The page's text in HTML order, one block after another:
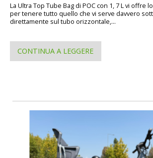
La Ultra Top Tube Bag di POC con 1, 7 L vi offre
per tenere tutto quello che vi serve davvero
direttamente sul tubo orizzontale,...
CONTINUA A LEGGERE